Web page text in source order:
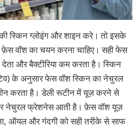
स्किन ग्लोइंग और शाइन करे। तो इसके
वॉश का चयन करना चाहिए। सही फेस
देता और बैक्टीरिया कम करता है। स्किन
के अनुसार फेस वॉश स्किन का नेचुरल
करता है। डेली रूटीन में यूज़ करने से
नेचुरल फ्रेशनेस आती है। फ़ेस वॉश यूज़
ऑयल और गंदगी को सही तरीके से साफ